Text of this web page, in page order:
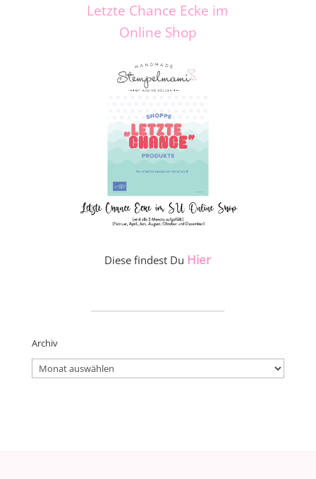
Letzte Chance Ecke im
Online Shop
Diese findest Du Hier
Archiv
Archiv